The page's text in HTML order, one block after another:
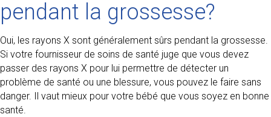
pendant la grossesse?
Oui, les rayons X sont généralement sûrs pendant la grossesse.
Si votre fournisseur de soins de santé juge que vous devez
passer des rayons X pour lui permettre de détecter un
problème de santé ou une blessure, vous pouvez le faire sans
danger. Il vaut mieux pour votre bébé que vous soyez en bonne
santé.